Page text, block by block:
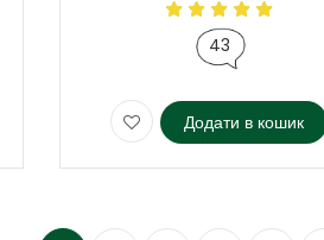
43
Додати в кошик